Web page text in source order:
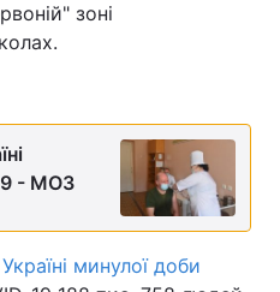
зоні
- МОЗ
минулої доби